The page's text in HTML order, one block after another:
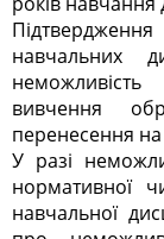
навчальних
вивчення
перенесення
У разі
нормативної
навчальної